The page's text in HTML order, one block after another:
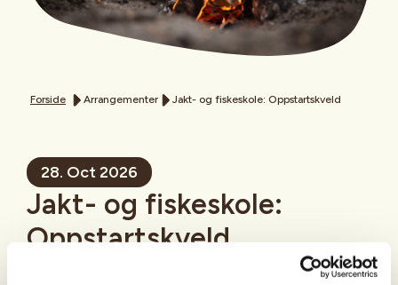
Forside Arrangementer Jakt- og fiskeskole: Oppstartskveld
28. Oct 2026
Jakt- og fiskeskole:
Oppstartskveld